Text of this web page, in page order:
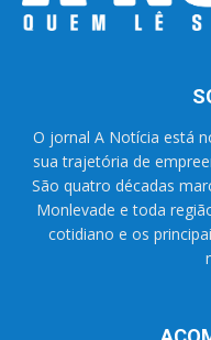
O jornal A Notícia está
sua trajetória de
São quatro décadas
Monlevade e toda
cotidiano e os